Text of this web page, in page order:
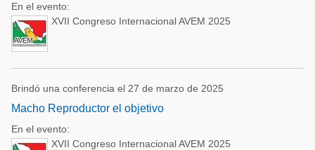
En el evento:
XVII Congreso Internacional AVEM 2025
Brindó una conferencia el 27 de marzo de 2025
Macho Reproductor el objetivo
En el evento:
XVII Congreso Internacional AVEM 2025